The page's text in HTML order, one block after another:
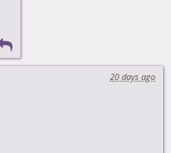
20 days ago